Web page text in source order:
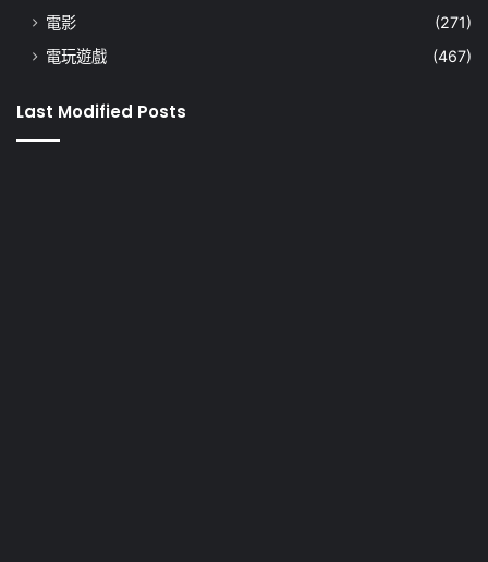
電影
(271)
電玩遊戲
(467)
Last Modified Posts